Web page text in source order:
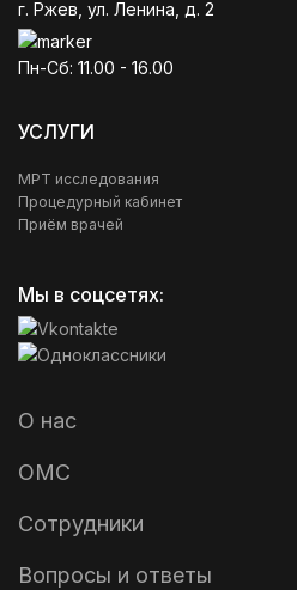
г. Ржев, ул. Ленина, д. 2
Пн-Сб: 11.00 - 16.00
УСЛУГИ
МРТ исследования
Процедурный кабинет
Приём врачей
Мы в соцсетях:
О нас
ОМС
Сотрудники
Вопросы и ответы